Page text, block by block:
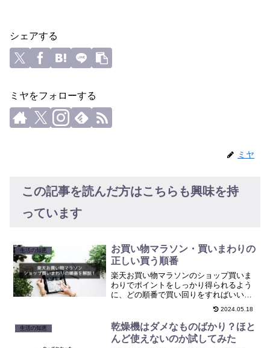
シェアする
ミヤをフォローする
ミヤ
この記事を読んだ方はこちらも興味を持
っています
生活の知恵
お買い物マラソン・買いまわりの
正しい買う順番
楽天お買い物マラソンのショップ買いま
わりでポイントをしっかり得られるよう
に、どの順番で買い回りをすればいいの
2024.05.18
生活の知恵
乾燥機はダメなものばかり？ほと
んど使えないのか試してみた